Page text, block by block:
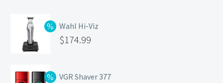
Wahl Hi-Viz
$174.99
VGR Shaver 377